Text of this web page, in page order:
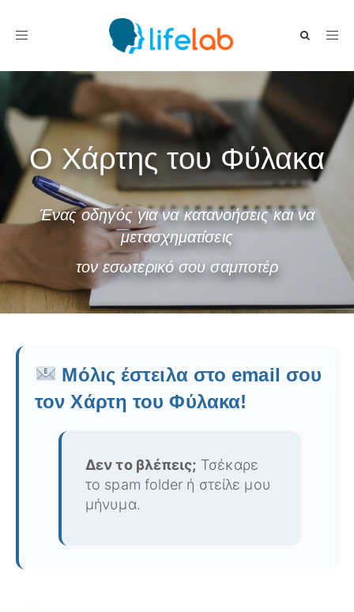
Toggle navigation
Ο Χάρτης του Φύλακα
Ένας οδηγός για να κατανοήσεις και να
μετασχηματίσεις
τον εσωτερικό σου σαμποτέρ
Μόλις έστειλα στο email σου
τον Χάρτη του Φύλακα!
Δεν το βλέπεις; Τσέκαρε
το spam folder ή στείλε μου
μήνυμα.